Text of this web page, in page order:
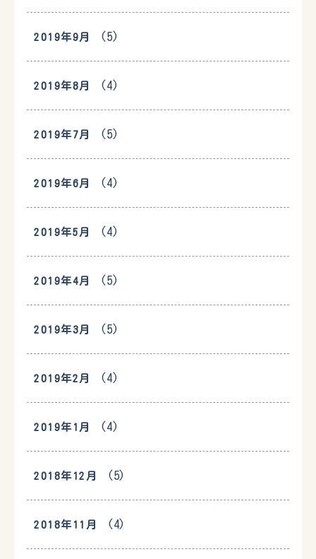
2019年9月 (5)
2019年8月 (4)
2019年7月 (5)
2019年6月 (4)
2019年5月 (4)
2019年4月 (5)
2019年3月 (5)
2019年2月 (4)
2019年1月 (4)
2018年12月 (5)
2018年11月 (4)